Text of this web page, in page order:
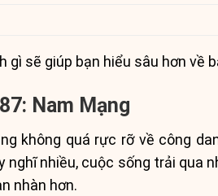
sẽ giúp bạn hiểu sâu hơn về
Nam Mạng
không quá rực rỡ về công
nhiều, cuộc sống trải qua
nhàn hơn.